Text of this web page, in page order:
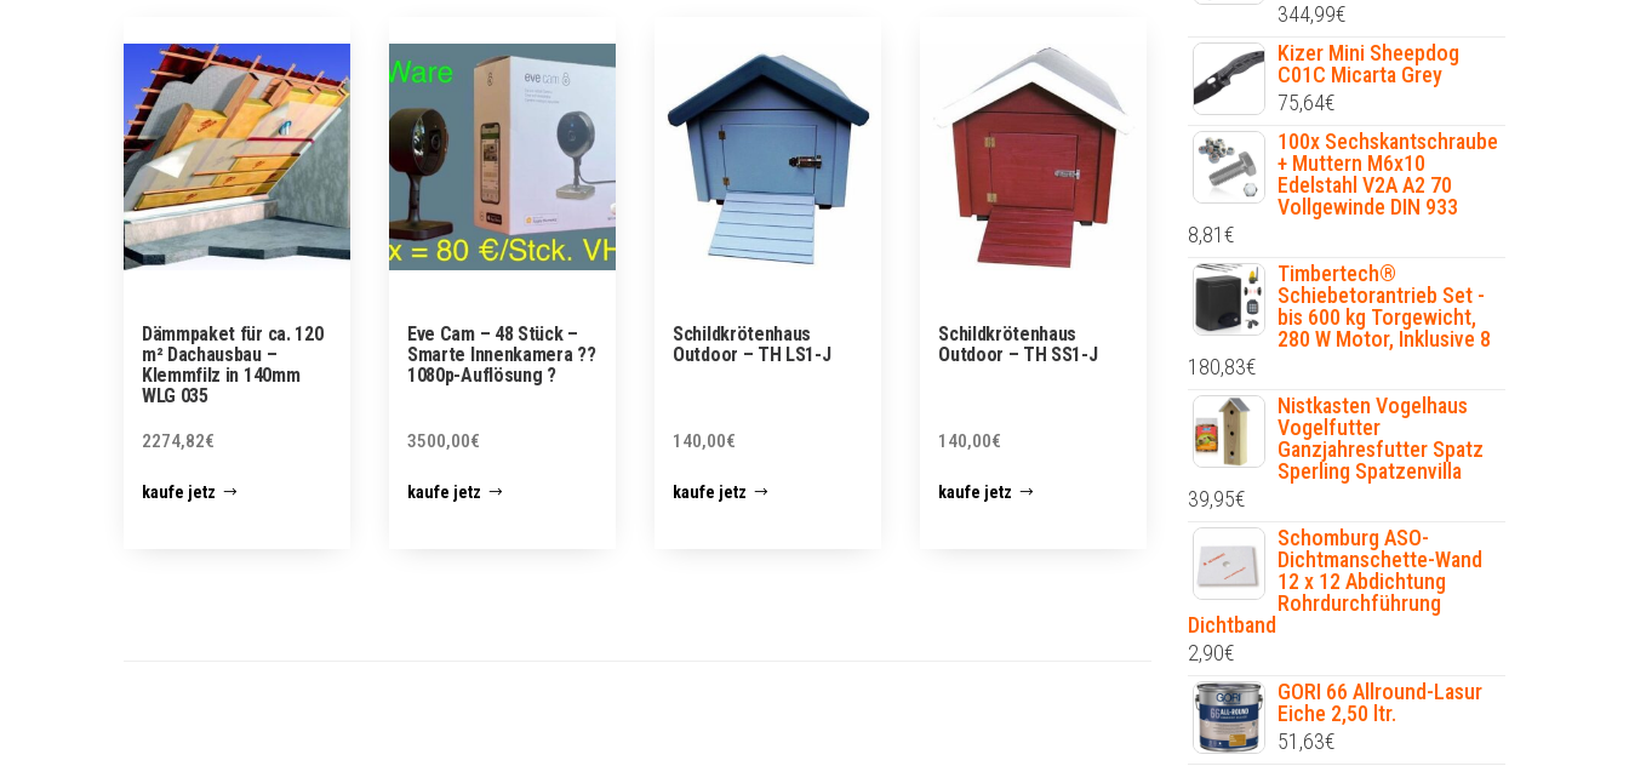
Dämmpaket für ca. 120
m² Dachausbau –
Klemmfilz in 140mm
WLG 035
2274,82€
kaufe jetz
Eve Cam – 48 Stück –
Smarte Innenkamera ??
1080p-Auflösung ?
3500,00€
kaufe jetz
Schildkrötenhaus
Outdoor – TH LS1-J
140,00€
kaufe jetz
Schildkrötenhaus
Outdoor – TH SS1-J
140,00€
kaufe jetz
344,99€
Kizer Mini Sheepdog
C01C Micarta Grey
75,64€
100x Sechskantschraube
+ Muttern M6x10
Edelstahl V2A A2 70
Vollgewinde DIN 933
8,81€
Timbertech®
Schiebetorantrieb Set -
bis 600 kg Torgewicht,
280 W Motor, Inklusive 8
180,83€
Nistkasten Vogelhaus
Vogelfutter
Ganzjahresfutter Spatz
Sperling Spatzenvilla
39,95€
Schomburg ASO-
Dichtmanschette-Wand
12 x 12 Abdichtung
Rohrdurchführung
Dichtband
2,90€
GORI 66 Allround-Lasur
Eiche 2,50 ltr.
51,63€